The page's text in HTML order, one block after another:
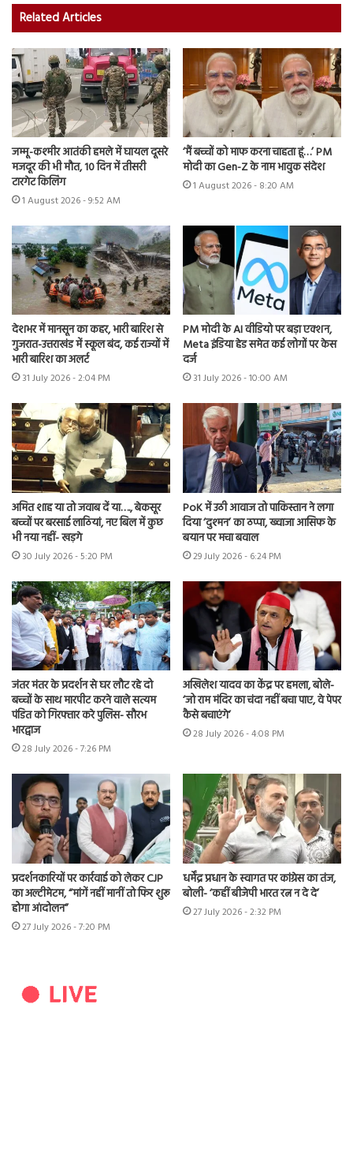
Related Articles
जम्मू-कश्मीर आतंकी हमले में घायल दूसरे
मजदूर की भी मौत, 10 दिन में तीसरी
टारगेट किलिंग
1 August 2026 - 9:52 AM
‘मैं बच्चों को माफ करना चाहता हूं…’ PM
मोदी का Gen-Z के नाम भावुक संदेश
1 August 2026 - 8:20 AM
देशभर में मानसून का कहर, भारी बारिश से
गुजरात-उत्तराखंड में स्कूल बंद, कई राज्यों में
भारी बारिश का अलर्ट
31 July 2026 - 2:04 PM
PM मोदी के AI वीडियो पर बड़ा एक्शन,
Meta इंडिया हेड समेत कई लोगों पर केस
दर्ज
31 July 2026 - 10:00 AM
अमित शाह या तो जवाब दें या…., बेकसूर
बच्चों पर बरसाई लाठियां, नए बिल में कुछ
भी नया नहीं- खड़गे
30 July 2026 - 5:20 PM
PoK में उठी आवाज तो पाकिस्तान ने लगा
दिया ‘दुश्मन’ का ठप्पा, ख्वाजा आसिफ के
बयान पर मचा बवाल
29 July 2026 - 6:24 PM
जंतर मंतर के प्रदर्शन से घर लौट रहे दो
बच्चों के साथ मारपीट करने वाले सत्यम
पंडित को गिरफ्तार करे पुलिस- सौरभ
भारद्वाज
28 July 2026 - 7:26 PM
अखिलेश यादव का केंद्र पर हमला, बोले-
‘जो राम मंदिर का चंदा नहीं बचा पाए, वे पेपर
कैसे बचाएंगे’
28 July 2026 - 4:08 PM
प्रदर्शनकारियों पर कार्रवाई को लेकर CJP
का अल्टीमेटम, “मांगें नहीं मानीं तो फिर शुरू
होगा आंदोलन”
27 July 2026 - 7:20 PM
धर्मेंद्र प्रधान के स्वागत पर कांग्रेस का तंज,
बोली- ‘कहीं बीजेपी भारत रत्न न दे दे’
27 July 2026 - 2:32 PM